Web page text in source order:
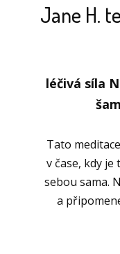
Jane H.
léčivá síla
Tato
v čase, kdy
sebou sama.
a